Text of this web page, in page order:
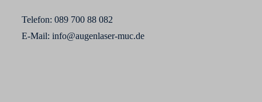
Telefon:089 700 88 082
E-Mail:info@augenlaser-muc.de